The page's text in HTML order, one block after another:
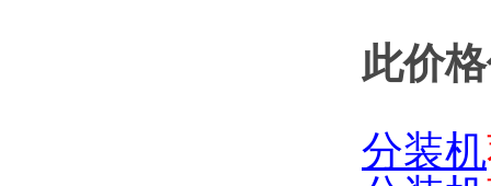
此价
分装机